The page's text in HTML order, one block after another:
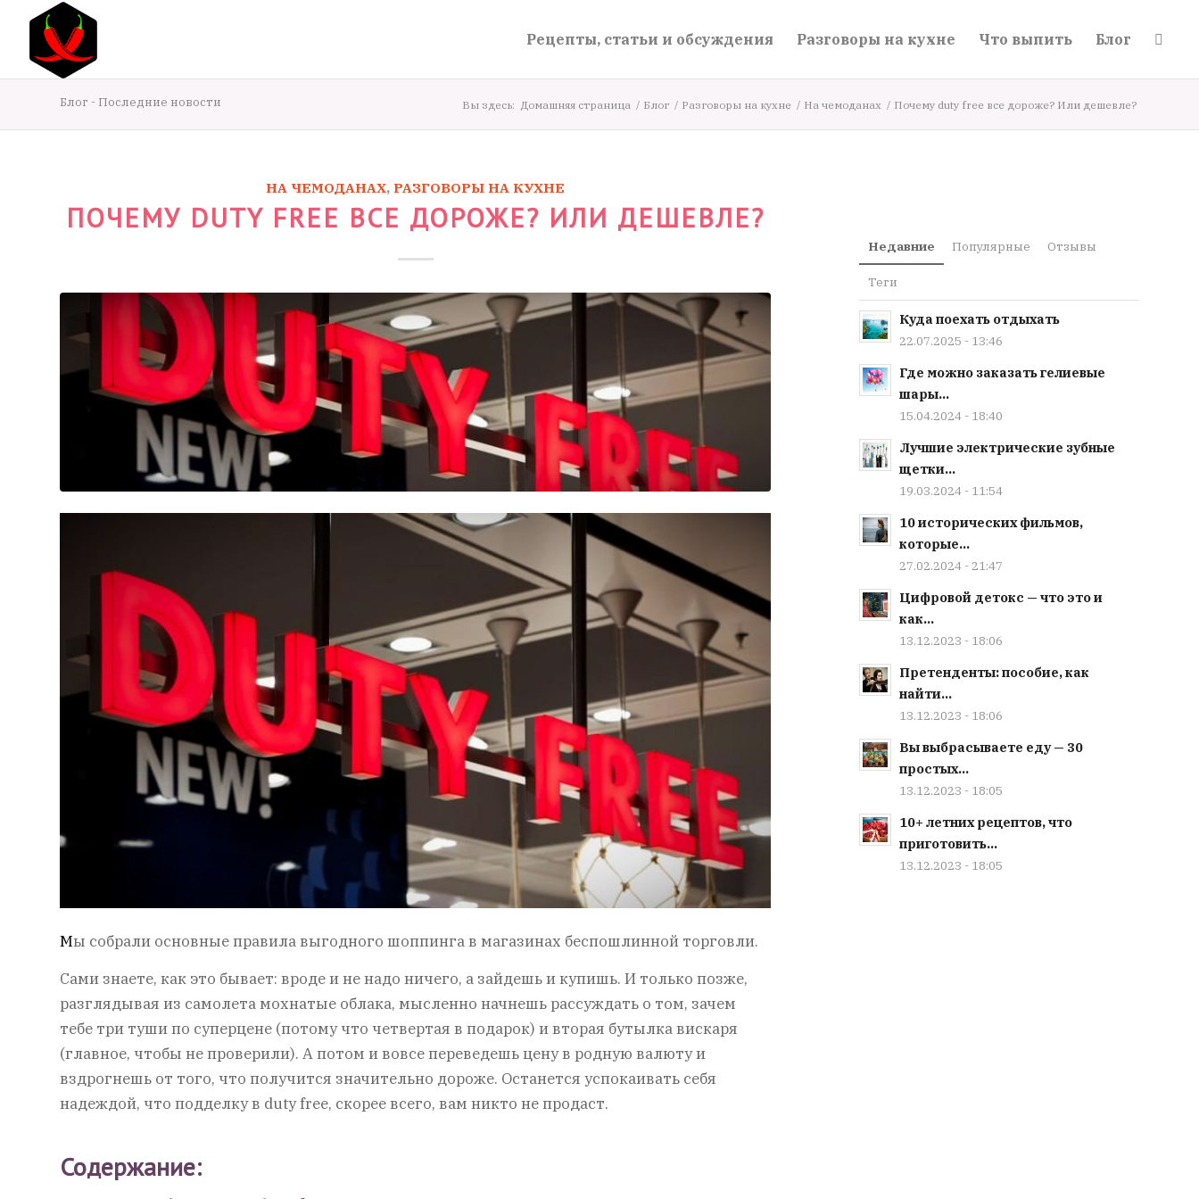
Рецепты, статьи и обсуждения Разговоры на кухне Что выпить Блог
Блог - Последние новости Вы здесь: Домашняя страница / Блог / Разговоры на кухне / На чемоданах / Почему duty free все дороже? Или дешевле?
НА ЧЕМОДАНАХ, РАЗГОВОРЫ НА КУХНЕ
ПОЧЕМУ DUTY FREE ВСЕ ДОРОЖЕ? ИЛИ ДЕШЕВЛЕ?
Мы собрали основные правила выгодного шоппинга в магазинах беспошлинной торговли.
Сами знаете, как это бывает: вроде и не надо ничего, а зайдешь и купишь. И только позже,
разглядывая из самолета мохнатые облака, мысленно начнешь рассуждать о том, зачем
тебе три туши по суперцене (потому что четвертая в подарок) и вторая бутылка вискаря
(главное, чтобы не проверили). А потом и вовсе переведешь цену в родную валюту и
вздрогнешь от того, что получится значительно дороже. Останется успокаивать себя
надеждой, что подделку в duty free, скорее всего, вам никто не продаст.
Содержание:
Недавние Популярные Отзывы
Теги
Куда поехать отдыхать
22.07.2025 - 13:46
Где можно заказать гелиевые
шары...
15.04.2024 - 18:40
Лучшие электрические зубные
щетки...
19.03.2024 - 11:54
10 исторических фильмов,
которые...
27.02.2024 - 21:47
Цифровой детокс — что это и
как...
13.12.2023 - 18:06
Претенденты: пособие, как
найти...
13.12.2023 - 18:06
Вы выбрасываете еду — 30
простых...
13.12.2023 - 18:05
10+ летних рецептов, что
приготовить...
13.12.2023 - 18:05